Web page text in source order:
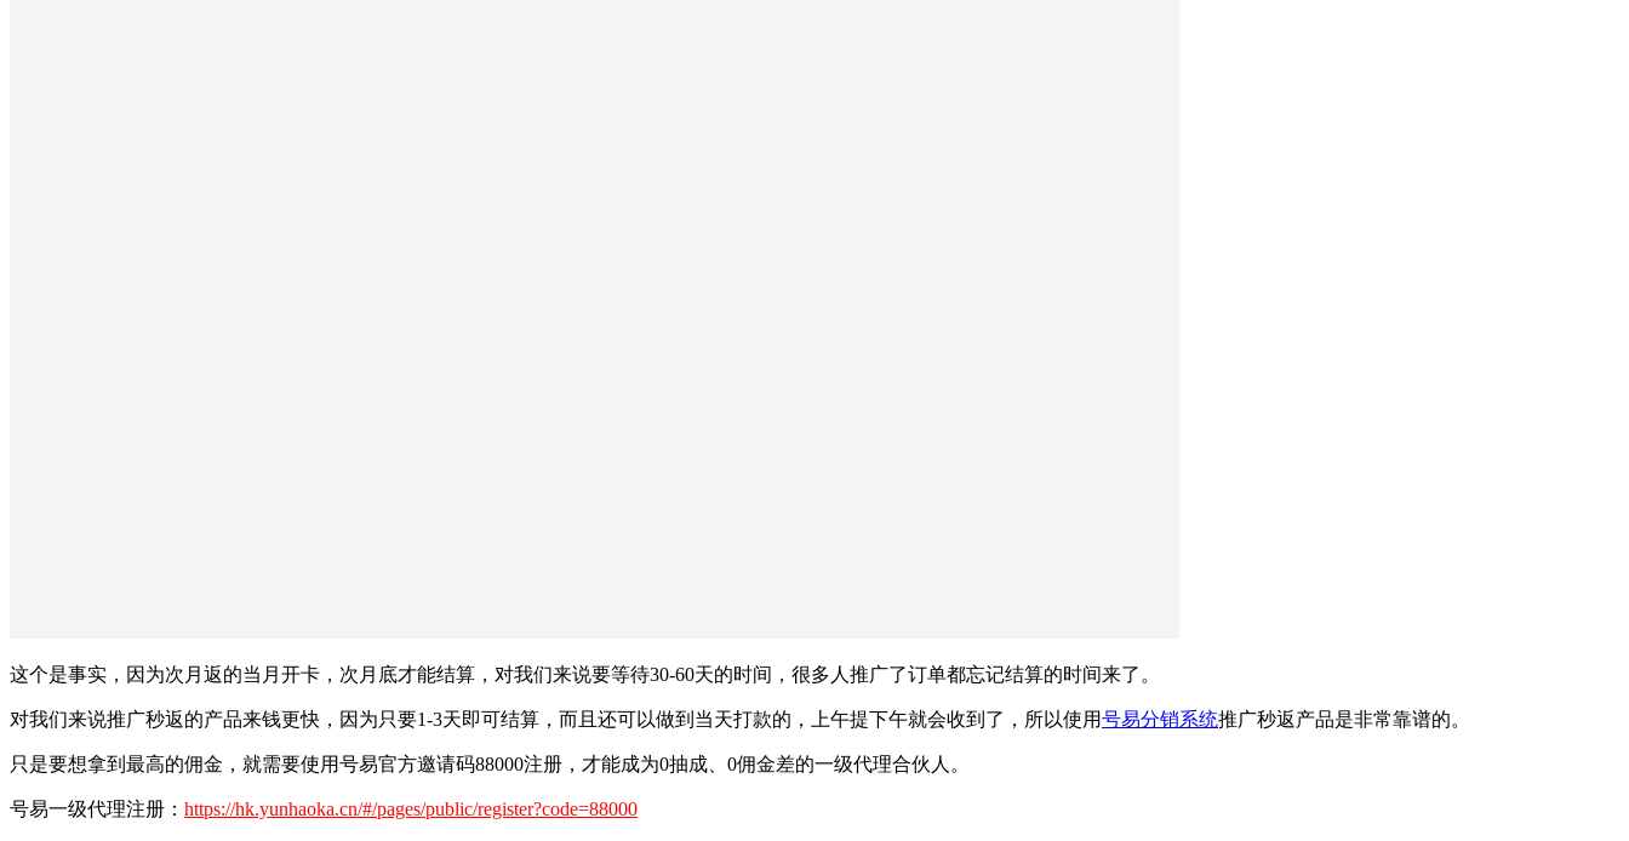
这个是事实，因为次月返的当月开卡，次月底才能结算，对我们来说要等待30-60天的时间，很多人推广了订单都忘记结算的时间来了。
对我们来说推广秒返的产品来钱更快，因为只要1-3天即可结算，而且还可以做到当天打款的，上午提下午就会收到了，所以使用号易分销系统推广秒返产品是非常靠谱的。
只是要想拿到最高的佣金，就需要使用号易官方邀请码88000注册，才能成为0抽成、0佣金差的一级代理合伙人。
号易一级代理注册： https://hk.yunhaoka.cn/#/pages/public/register?code=88000